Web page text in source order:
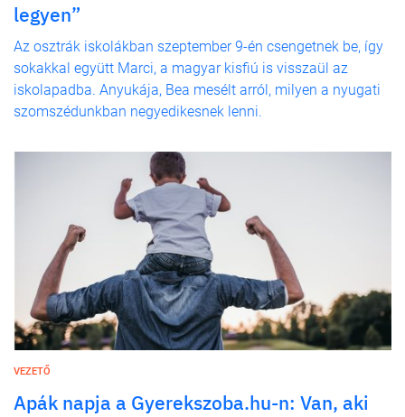
legyen”
Az osztrák iskolákban szeptember 9-én csengetnek be, így
sokakkal együtt Marci, a magyar kisfiú is visszaül az
iskolapadba. Anyukája, Bea mesélt arról, milyen a nyugati
szomszédunkban negyedikesnek lenni.
VEZETŐ
Apák napja a Gyerekszoba.hu-n: Van, aki